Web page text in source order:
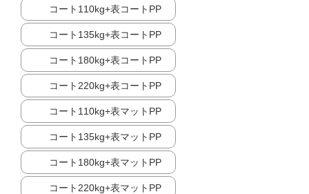
コート110kg+表コートPP
コート135kg+表コートPP
コート180kg+表コートPP
コート220kg+表コートPP
コート110kg+表マットPP
コート135kg+表マットPP
コート180kg+表マットPP
コート220kg+表マットPP